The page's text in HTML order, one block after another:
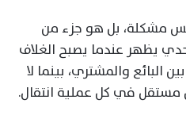
مشكلة، بل هو جزء من
يظهر عندما يصبح الغلاف
البائع والمشتري، بينما لا
في كل عملية انتقال.